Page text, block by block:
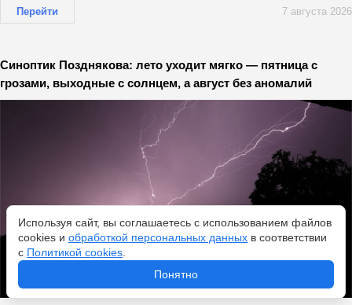
Перейти 7 августа 2026
Синоптик Позднякова: лето уходит мягко — пятница с
грозами, выходные с солнцем, а август без аномалий
Используя сайт, вы соглашаетесь с использованием файлов
cookies и обработкой персональных данных в соответствии
с Политикой cookies
Понятно